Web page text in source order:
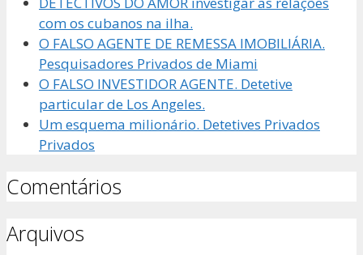
com os cubanos na ilha.
O FALSO AGENTE DE REMESSA IMOBILIÁRIA.
Pesquisadores Privados de Miami
O FALSO INVESTIDOR AGENTE. Detetive
particular de Los Angeles.
Um esquema milionário. Detetives Privados
Privados
Comentários
Arquivos